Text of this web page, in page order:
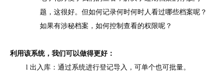
题，这很好。但如何记录何时何时人看过哪些档案呢？
如果有涉秘档案，如何控制查看的权限呢？
利用该系统，我们可以做得更好：
l 出入库：通过系统进行登记导入，可单个也可批量。